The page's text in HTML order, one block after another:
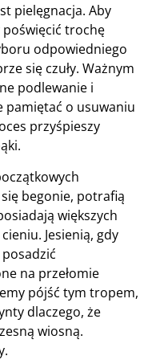
pielęgnacja. Aby
poświęcić trochę
odpowiedniego
się czuły. Ważnym
podlewanie i
pamiętać o usuwaniu
przyśpieszy
begonie, potrafią
większych
Jesienią, gdy
na przełomie
pójść tym tropem,
dlaczego, że
wiosną.